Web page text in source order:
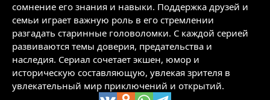
сомнение его знания и навыки. Поддержка друзей и
семьи играет важную роль в его стремлении
разгадать старинные головоломки. С каждой серией
развиваются темы доверия, предательства и
наследия. Сериал сочетает экшен, юмор и
историческую составляющую, увлекая зрителя в
увлекательный мир приключений и открытий.